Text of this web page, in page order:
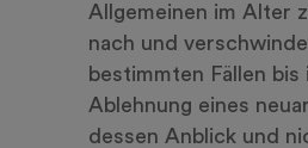
Allgemeinen im Alter
nach und
bestimmten Fällen
Ablehnung eines
dessen Anblick und